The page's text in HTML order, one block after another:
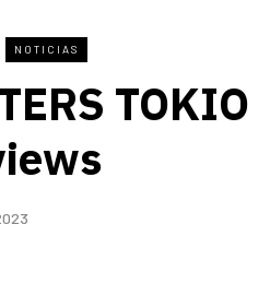
NOTICIAS
TOKIO